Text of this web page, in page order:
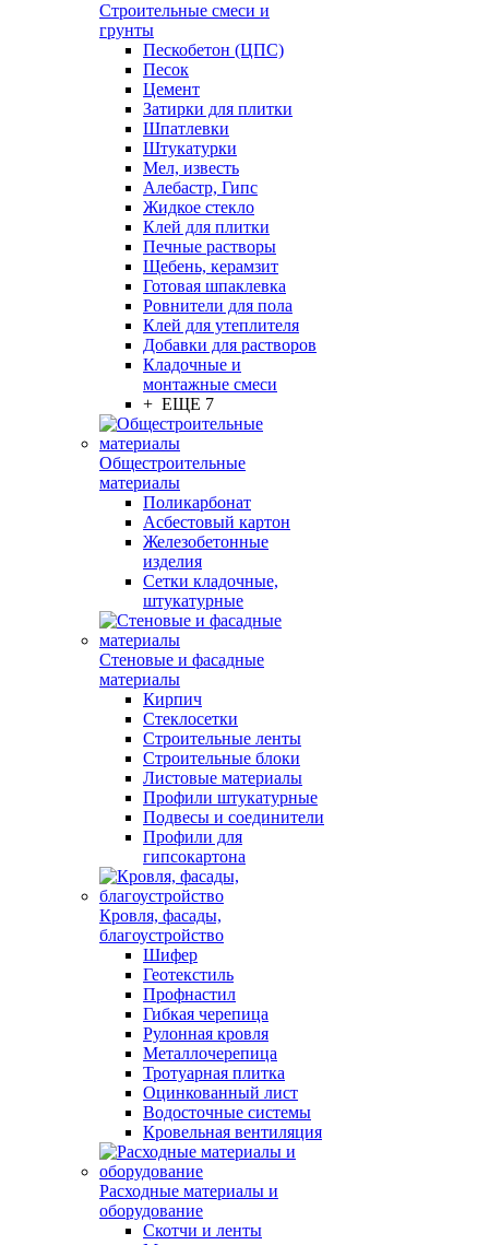
Строительные смеси и
грунты
Пескобетон (ЦПС)
Песок
Цемент
Затирки для плитки
Шпатлевки
Штукатурки
Мел, известь
Алебастр, Гипс
Жидкое стекло
Клей для плитки
Печные растворы
Щебень, керамзит
Готовая шпаклевка
Ровнители для пола
Клей для утеплителя
Добавки для растворов
Кладочные и
монтажные смеси
+ ЕЩЕ 7
Общестроительные
материалы
Поликарбонат
Асбестовый картон
Железобетонные
изделия
Сетки кладочные,
штукатурные
Стеновые и фасадные
материалы
Кирпич
Стеклосетки
Строительные ленты
Строительные блоки
Листовые материалы
Профили штукатурные
Подвесы и соединители
Профили для
гипсокартона
Кровля, фасады,
благоустройство
Шифер
Геотекстиль
Профнастил
Гибкая черепица
Рулонная кровля
Металлочерепица
Тротуарная плитка
Оцинкованный лист
Водосточные системы
Кровельная вентиляция
Расходные материалы и
оборудование
Скотчи и ленты